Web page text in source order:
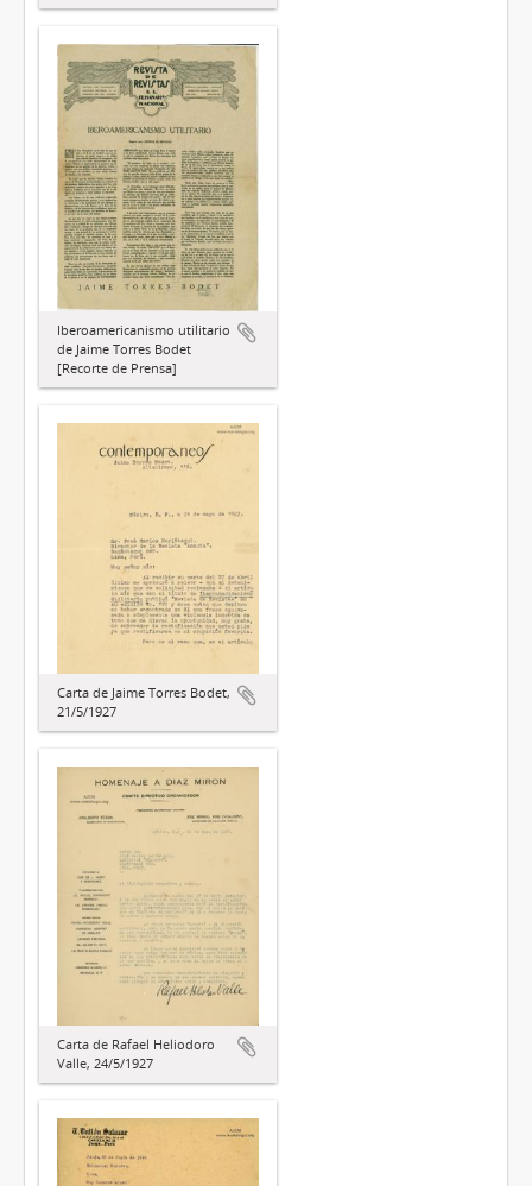
Iberoamericanismo utilitario
de Jaime Torres Bodet
[Recorte de Prensa]
Carta de Jaime Torres Bodet,
21/5/1927
Carta de Rafael Heliodoro
Valle, 24/5/1927